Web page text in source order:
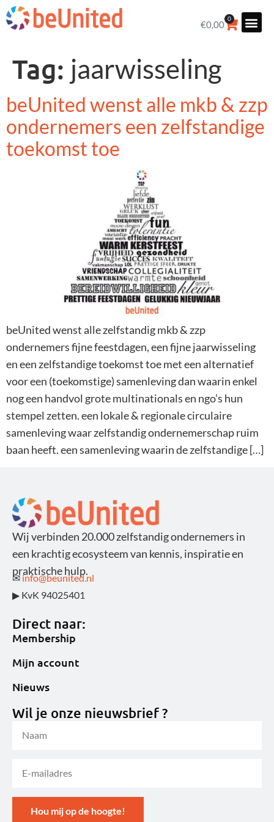
€0,00
0
Tag: jaarwisseling
beUnited wenst alle mkb & zzp
ondernemers een zelfstandige
toekomst toe
beUnited wenst alle zelfstandig mkb & zzp
ondernemers fijne feestdagen, een fijne jaarwisseling
en een zelfstandige toekomst toe met een alternatief
voor een (toekomstige) samenleving dan waarin enkel
nog een handvol grote multinationals en ngo’s hun
stempel zetten. een lokale & regionale circulaire
samenleving waar zelfstandig ondernemerschap ruim
baan heeft. een samenleving waarin de zelfstandige […]
Wij verbinden 20.000 zelfstandig ondernemers in
een krachtig ecosysteem van kennis, inspiratie en
praktische hulp.
✉ info@beunited.nl
▶ KvK 94025401
Direct naar:
Membership
Mijn account
Nieuws
Wil je onze nieuwsbrief ?
Hou mij op de hoogte!